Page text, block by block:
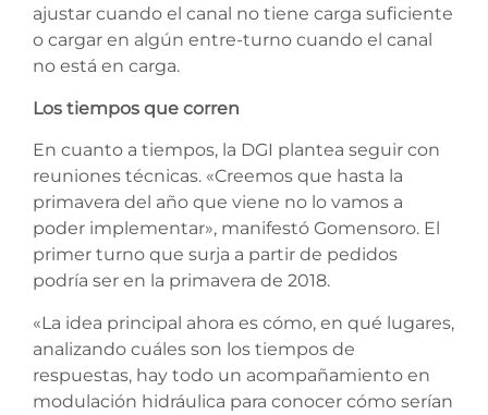
ajustar cuando el canal no tiene carga suficiente
o cargar en algún entre-turno cuando el canal
no está en carga.
Los tiempos que corren
En cuanto a tiempos, la DGI plantea seguir con
reuniones técnicas. «Creemos que hasta la
primavera del año que viene no lo vamos a
poder implementar», manifestó Gomensoro. El
primer turno que surja a partir de pedidos
podría ser en la primavera de 2018.
«La idea principal ahora es cómo, en qué lugares,
analizando cuáles son los tiempos de
respuestas, hay todo un acompañamiento en
modulación hidráulica para conocer cómo serían